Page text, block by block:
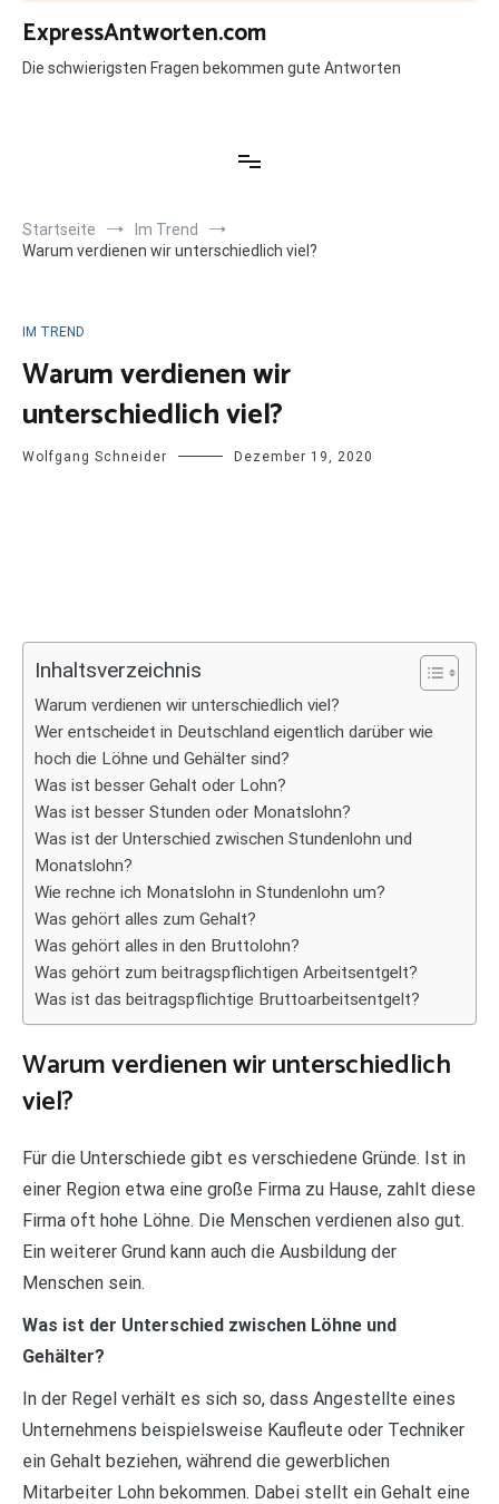
Zum
Inhalt
springen
ExpressAntworten.com
Die schwierigsten Fragen bekommen gute Antworten
Startseite
Im Trend
Warum verdienen wir unterschiedlich viel?
IM TREND
Warum verdienen wir
unterschiedlich viel?
Wolfgang Schneider Dezember 19, 2020
Inhaltsverzeichnis
Warum verdienen wir unterschiedlich viel?
Wer entscheidet in Deutschland eigentlich darüber wie
hoch die Löhne und Gehälter sind?
Was ist besser Gehalt oder Lohn?
Was ist besser Stunden oder Monatslohn?
Was ist der Unterschied zwischen Stundenlohn und
Monatslohn?
Wie rechne ich Monatslohn in Stundenlohn um?
Was gehört alles zum Gehalt?
Was gehört alles in den Bruttolohn?
Was gehört zum beitragspflichtigen Arbeitsentgelt?
Was ist das beitragspflichtige Bruttoarbeitsentgelt?
Warum verdienen wir unterschiedlich
viel?
Für die Unterschiede gibt es verschiedene Gründe. Ist in
einer Region etwa eine große Firma zu Hause, zahlt diese
Firma oft hohe Löhne. Die Menschen verdienen also gut.
Ein weiterer Grund kann auch die Ausbildung der
Menschen sein.
Was ist der Unterschied zwischen Löhne und
Gehälter?
In der Regel verhält es sich so, dass Angestellte eines
Unternehmens beispielsweise Kaufleute oder Techniker
ein Gehalt beziehen, während die gewerblichen
Mitarbeiter Lohn bekommen. Dabei stellt ein Gehalt eine